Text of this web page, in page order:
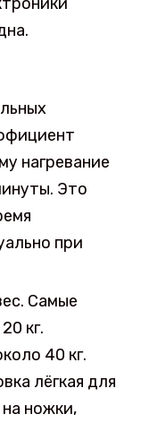
нагревание
Это
при
Самые
кг.
40 кг.
лёгкая для
ножки,